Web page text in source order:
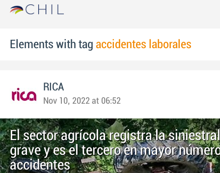
Elements with tag accidentes laborales
RICA
Nov 10, 2022 at 06:52
El sector agrícola registra la
grave y es el tercero en mayor
accidentes